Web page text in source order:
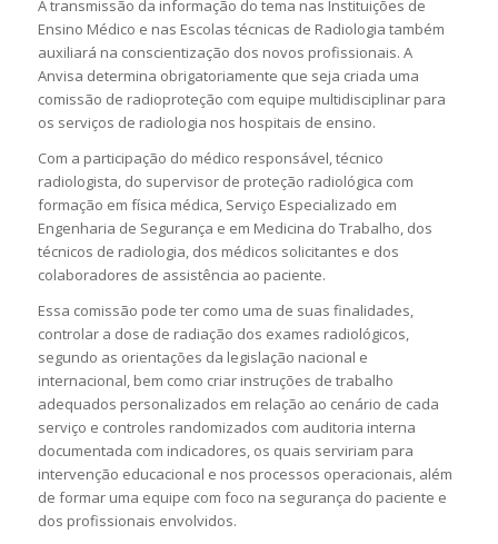
A transmissão da informação do tema nas Instituições de
Ensino Médico e nas Escolas técnicas de Radiologia também
auxiliará na conscientização dos novos profissionais. A
Anvisa determina obrigatoriamente que seja criada uma
comissão de radioproteção com equipe multidisciplinar para
os serviços de radiologia nos hospitais de ensino.
Com a participação do médico responsável, técnico
radiologista, do supervisor de proteção radiológica com
formação em física médica, Serviço Especializado em
Engenharia de Segurança e em Medicina do Trabalho, dos
técnicos de radiologia, dos médicos solicitantes e dos
colaboradores de assistência ao paciente.
Essa comissão pode ter como uma de suas finalidades,
controlar a dose de radiação dos exames radiológicos,
segundo as orientações da legislação nacional e
internacional, bem como criar instruções de trabalho
adequados personalizados em relação ao cenário de cada
serviço e controles randomizados com auditoria interna
documentada com indicadores, os quais serviriam para
intervenção educacional e nos processos operacionais, além
de formar uma equipe com foco na segurança do paciente e
dos profissionais envolvidos.